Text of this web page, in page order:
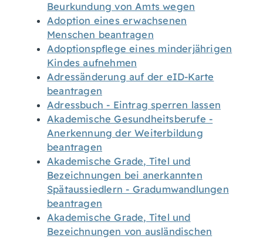
Beurkundung von Amts wegen
Adoption eines erwachsenen
Menschen beantragen
Adoptionspflege eines minderjährigen
Kindes aufnehmen
Adressänderung auf der eID-Karte
beantragen
Adressbuch - Eintrag sperren lassen
Akademische Gesundheitsberufe -
Anerkennung der Weiterbildung
beantragen
Akademische Grade, Titel und
Bezeichnungen bei anerkannten
Spätaussiedlern - Gradumwandlungen
beantragen
Akademische Grade, Titel und
Bezeichnungen von ausländischen